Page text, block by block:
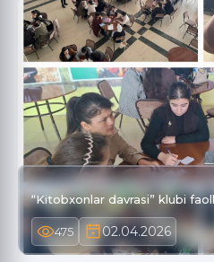
“Kitobxonlar davrasi” klubi
475 02.04.2026